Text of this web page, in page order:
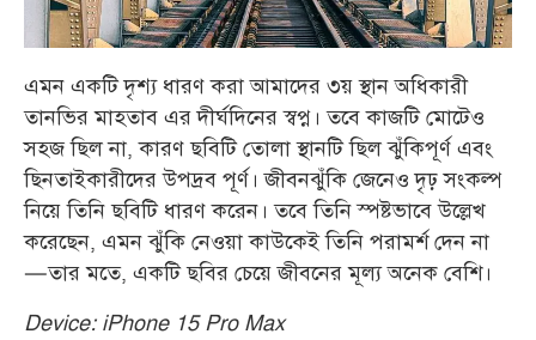
এমন একটি দৃশ্য ধারণ করা আমাদের ৩য় স্থান অধিকারী
তানভির মাহতাব এর দীর্ঘদিনের স্বপ্ন। তবে কাজটি মোটেও
সহজ ছিল না, কারণ ছবিটি তোলা স্থানটি ছিল ঝুঁকিপূর্ণ এবং
ছিনতাইকারীদের উপদ্রব পূর্ণ। জীবনঝুঁকি জেনেও দৃঢ় সংকল্প
নিয়ে তিনি ছবিটি ধারণ করেন। তবে তিনি স্পষ্টভাবে উল্লেখ
করেছেন, এমন ঝুঁকি নেওয়া কাউকেই তিনি পরামর্শ দেন না
—তার মতে, একটি ছবির চেয়ে জীবনের মূল্য অনেক বেশি।
Device: iPhone 15 Pro Max